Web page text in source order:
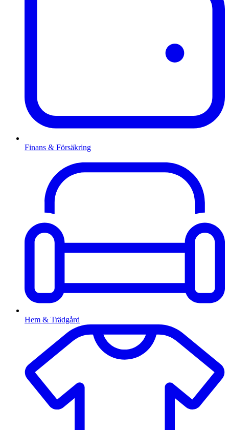
Finans & Försäkring
Hem & Trädgård